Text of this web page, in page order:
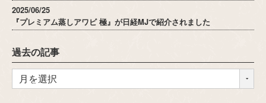
2025/06/25
『プレミアム蒸しアワビ 極』が日経MJで紹介されました
過去の記事